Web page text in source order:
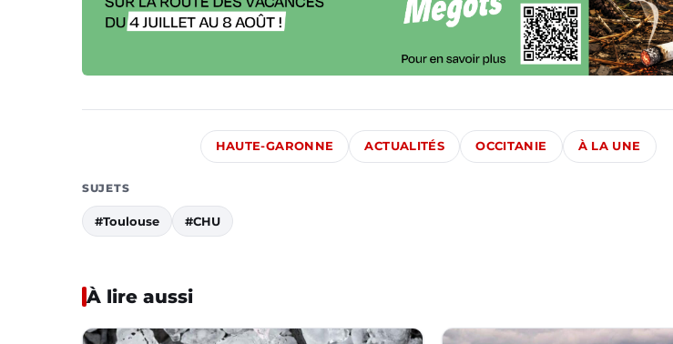
HAUTE-GARONNE ACTUALITÉS OCCITANIE À LA UNE
SUJETS
#Toulouse #CHU
À lire aussi